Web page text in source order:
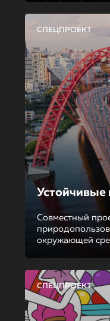
СПЕЦПРОЕКТ
Совместный
окружающей
СПЕЦПРОЕКТ